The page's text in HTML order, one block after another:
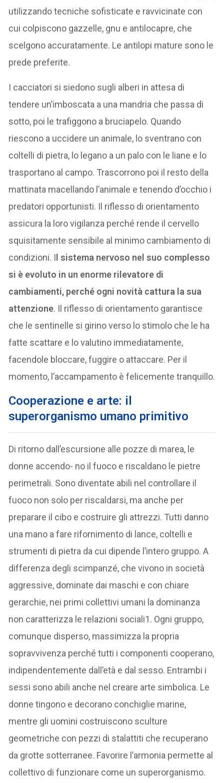
utilizzando tecniche sofisticate e ravvicinate con
cui colpiscono gazzelle, gnu e antilocapre, che
scelgono accuratamente. Le antilopi mature sono le
prede preferite.
I cacciatori si siedono sugli alberi in attesa di
tendere un’imboscata a una mandria che passa di
sotto, poi le trafiggono a bruciapelo. Quando
riescono a uccidere un animale, lo sventrano con
coltelli di pietra, lo legano a un palo con le liane e lo
trasportano al campo. Trascorrono poi il resto della
mattinata macellando l’animale e tenendo d’occhio i
predatori opportunisti. Il riflesso di orientamento
assicura la loro vigilanza perché rende il cervello
squisitamente sensibile al minimo cambiamento di
condizioni. Il sistema nervoso nel suo complesso
si è evoluto in un enorme rilevatore di
cambiamenti, perché ogni novità cattura la sua
attenzione. Il riflesso di orientamento garantisce
che le sentinelle si girino verso lo stimolo che le ha
fatte scattare e lo valutino immediatamente,
facendole bloccare, fuggire o attaccare. Per il
momento, l’accampamento è felicemente tranquillo.
Cooperazione e arte: il
superorganismo umano primitivo
Di ritorno dall’escursione alle pozze di marea, le
donne accendo- no il fuoco e riscaldano le pietre
perimetrali. Sono diventate abili nel controllare il
fuoco non solo per riscaldarsi, ma anche per
preparare il cibo e costruire gli attrezzi. Tutti danno
una mano a fare rifornimento di lance, coltelli e
strumenti di pietra da cui dipende l’intero gruppo. A
differenza degli scimpanzé, che vivono in società
aggressive, dominate dai maschi e con chiare
gerarchie, nei primi collettivi umani la dominanza
non caratterizza le relazioni sociali1. Ogni gruppo,
comunque disperso, massimizza la propria
sopravvivenza perché tutti i componenti cooperano,
indipendentemente dall’età e dal sesso. Entrambi i
sessi sono abili anche nel creare arte simbolica. Le
donne tingono e decorano conchiglie marine,
mentre gli uomini costruiscono sculture
geometriche con pezzi di stalattiti che recuperano
da grotte sotterranee. Favorire l’armonia permette al
collettivo di funzionare come un superorganismo.